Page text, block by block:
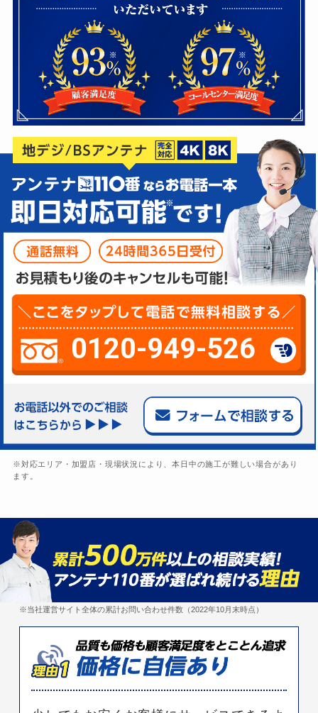
0120-949-526
※対応エリア・加盟店・現場状況により、本日中の施工が難しい場合があり
ます。
※当社運営サイト全体の累計お問い合わせ件数（2022年10月末時点）